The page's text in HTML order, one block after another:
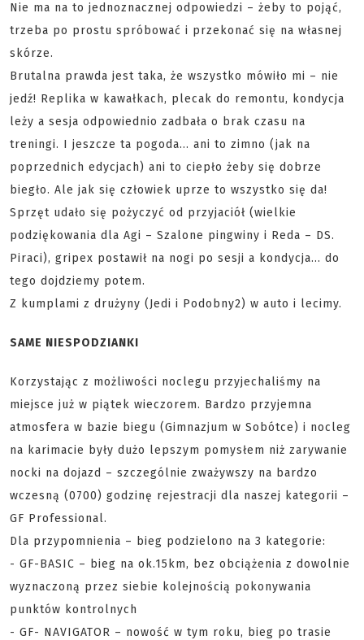
Nie ma na to jednoznacznej odpowiedzi – żeby to pojąć,
trzeba po prostu spróbować i przekonać się na własnej
skórze.
Brutalna prawda jest taka, że wszystko mówiło mi – nie
jedź! Replika w kawałkach, plecak do remontu, kondycja
leży a sesja odpowiednio zadbała o brak czasu na
treningi. I jeszcze ta pogoda… ani to zimno (jak na
poprzednich edycjach) ani to ciepło żeby się dobrze
biegło. Ale jak się człowiek uprze to wszystko się da!
Sprzęt udało się pożyczyć od przyjaciół (wielkie
podziękowania dla Agi – Szalone pingwiny i Reda – DS.
Piraci), gripex postawił na nogi po sesji a kondycja… do
tego dojdziemy potem.
Z kumplami z drużyny (Jedi i Podobny2) w auto i lecimy.
SAME NIESPODZIANKI
Korzystając z możliwości noclegu przyjechaliśmy na
miejsce już w piątek wieczorem. Bardzo przyjemna
atmosfera w bazie biegu (Gimnazjum w Sobótce) i nocleg
na karimacie były dużo lepszym pomysłem niż zarywanie
nocki na dojazd – szczególnie zważywszy na bardzo
wczesną (0700) godzinę rejestracji dla naszej kategorii –
GF Professional.
Dla przypomnienia – bieg podzielono na 3 kategorie:
- GF-BASIC – bieg na ok.15km, bez obciążenia z dowolnie
wyznaczoną przez siebie kolejnością pokonywania
punktów kontrolnych
- GF- NAVIGATOR – nowość w tym roku, bieg po trasie